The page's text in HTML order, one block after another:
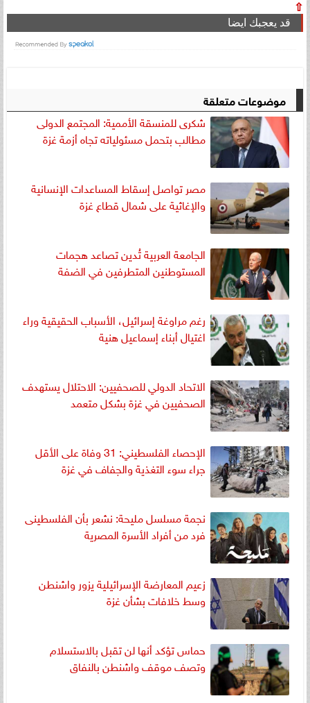
⇧
قد يعجبك ايضا
موضوعات متعلقة
شكرى للمنسقة الأممية: المجتمع الدولى
مطالب بتحمل مسئولياته تجاه أزمة غزة
مصر تواصل إسقاط المساعدات الإنسانية
والإغاثية على شمال قطاع غزة
الجامعة العربية تُدين تصاعد هجمات
المستوطنين المتطرفين في الضفة
رغم مراوغة إسرائيل، الأسباب الحقيقية وراء
اغتيال أبناء إسماعيل هنية
الاتحاد الدولي للصحفيين: الاحتلال يستهدف
الصحفيين في غزة بشكل متعمد
الإحصاء الفلسطيني: 31 وفاة على الأقل
جراء سوء التغذية والجفاف في غزة
نجمة مسلسل مليحة: نشعر بأن الفلسطينى
فرد من أفراد الأسرة المصرية
زعيم المعارضة الإسرائيلية يزور واشنطن
وسط خلافات بشأن غزة
حماس تؤكد أنها لن تقبل بالاستسلام
وتصف موقف واشنطن بالنفاق